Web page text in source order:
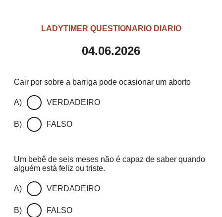
LADYTIMER QUESTIONARIO DIARIO
04.06.2026
Cair por sobre a barriga pode ocasionar um aborto
A) VERDADEIRO
B) FALSO
Um bebê de seis meses não é capaz de saber quando
alguém está feliz ou triste.
A) VERDADEIRO
B) FALSO